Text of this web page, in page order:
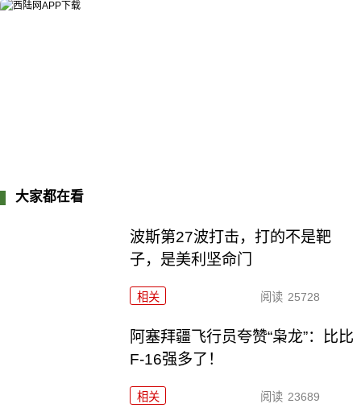
大家都在看
波斯第27波打击，打的不是靶
子，是美利坚命门
相关 阅读 25728
阿塞拜疆飞行员夸赞“枭龙”：比比
F-16强多了！
相关 阅读 23689